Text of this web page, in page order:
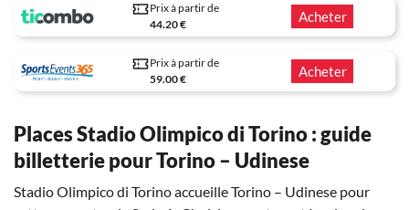
Prix à partir de
44.20 €
Acheter
Prix à partir de
59.00 €
Acheter
Places Stadio Olimpico di Torino : guide
billetterie pour Torino – Udinese
Stadio Olimpico di Torino accueille Torino – Udinese pour